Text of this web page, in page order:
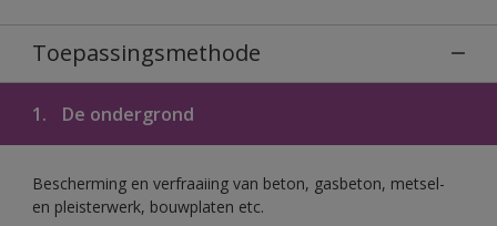
Toepassingsmethode
1. De ondergrond
Bescherming en verfraaiing van beton, gasbeton, metsel-
en pleisterwerk, bouwplaten etc.